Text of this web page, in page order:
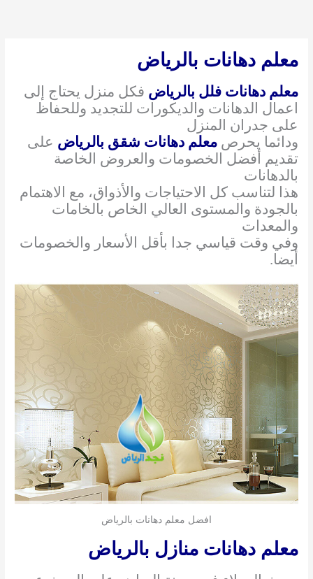
معلم دهانات بالرياض
معلم دهانات فلل بالرياض فكل منزل يحتاج إلى
اعمال الدهانات والديكورات للتجديد وللحفاظ
على جدران المنزل
ودائما يحرصمعلم دهانات شقق بالرياض على
تقديم أفضل الخصومات والعروض الخاصة
بالدهانات
هذا لتناسب كل الاحتياجات والأذواق، مع الاهتمام
بالجودة والمستوى العالي الخاص بالخامات
والمعدات
وفي وقت قياسي جدا بأقل الأسعار والخصومات
أيضا.
افضل معلم دهانات بالرياض
معلم دهانات منازل بالرياض